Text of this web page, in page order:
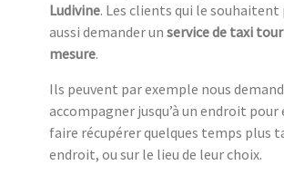
Ludivine. Les clients qui le souhaitent
aussi demander un service de taxi
mesure.
Ils peuvent par exemple nous
accompagner jusqu’à un endroit pour
faire récupérer quelques temps plus
endroit, ou sur le lieu de leur choix.